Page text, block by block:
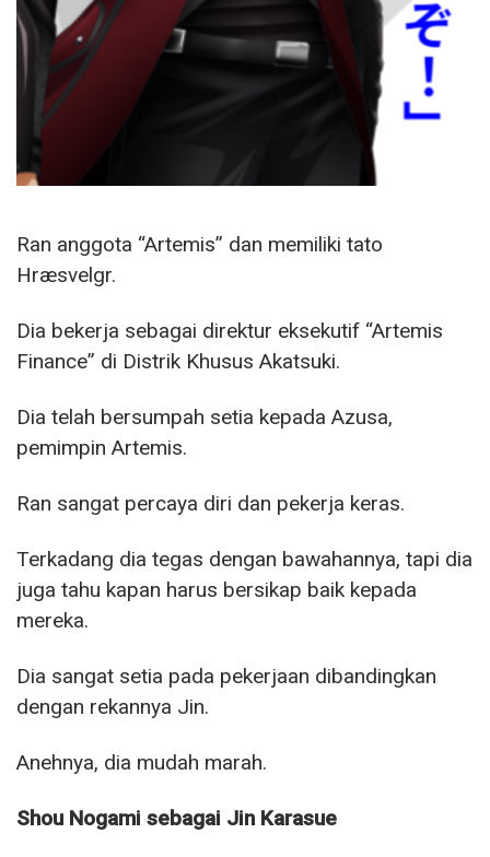
Ran anggota “Artemis” dan memiliki tato
Hræsvelgr.
Dia bekerja sebagai direktur eksekutif “Artemis
Finance” di Distrik Khusus Akatsuki.
Dia telah bersumpah setia kepada Azusa,
pemimpin Artemis.
Ran sangat percaya diri dan pekerja keras.
Terkadang dia tegas dengan bawahannya, tapi dia
juga tahu kapan harus bersikap baik kepada
mereka.
Dia sangat setia pada pekerjaan dibandingkan
dengan rekannya Jin.
Anehnya, dia mudah marah.
Shou Nogami sebagai Jin Karasue